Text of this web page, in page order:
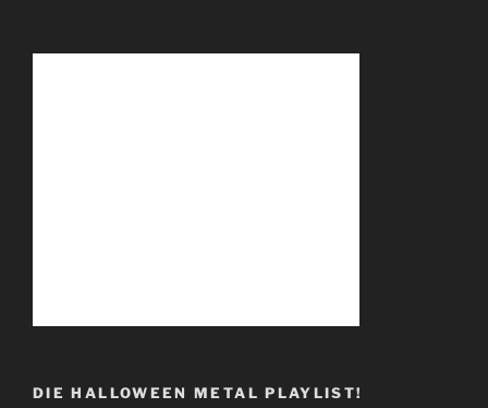
DIE HALLOWEEN METAL PLAYLIST!